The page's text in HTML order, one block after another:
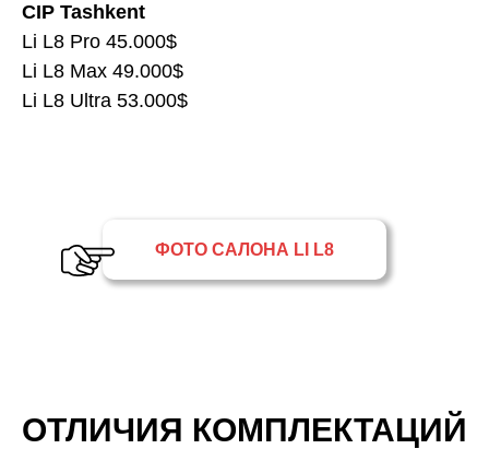
CIP Tashkent
Li L8 Pro 45.000$
Li L8 Max 49.000$
Li L8 Ultra 53.000$
ФОТО САЛОНА LI L8
ОТЛИЧИЯ КОМПЛЕКТАЦИЙ